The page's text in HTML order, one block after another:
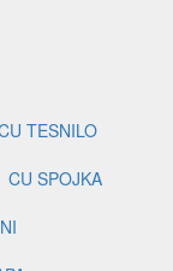
TESNILO
CU SPOJKA